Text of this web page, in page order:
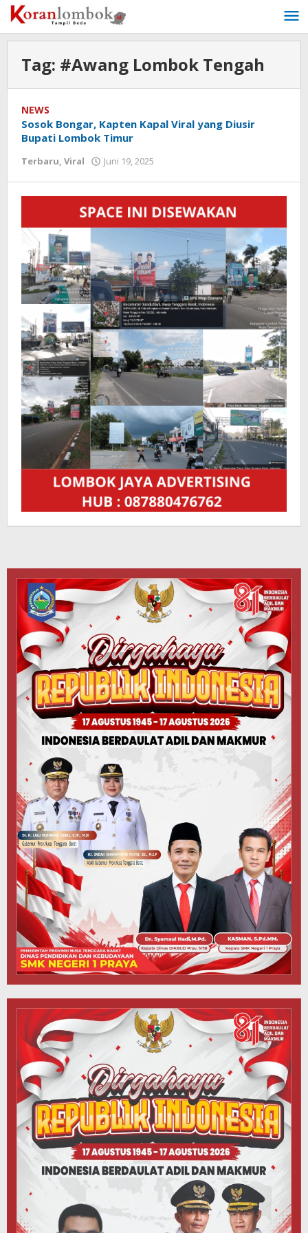
Lewati
ke
konten
Tag: #Awang Lombok Tengah
NEWS
Sosok Bongar, Kapten Kapal Viral yang Diusir
Bupati Lombok Timur
Terbaru, Viral Juni 19, 2025